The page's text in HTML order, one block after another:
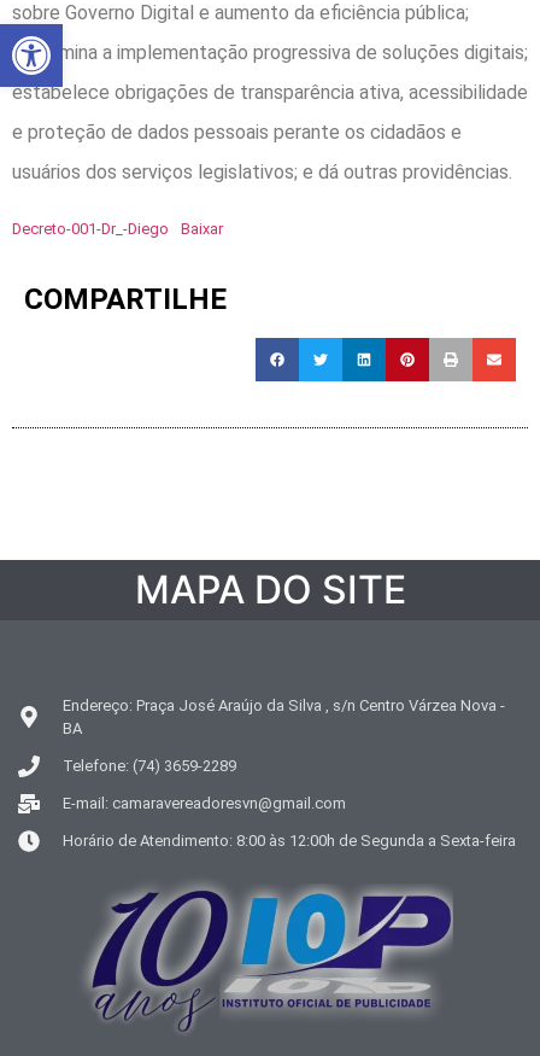
sobre Governo Digital e aumento da eficiência pública;
determina a implementação progressiva de soluções digitais;
estabelece obrigações de transparência ativa, acessibilidade
e proteção de dados pessoais perante os cidadãos e
usuários dos serviços legislativos; e dá outras providências.
Decreto-001-Dr_-Diego Baixar
COMPARTILHE
MAPA DO SITE
Endereço: Praça José Araújo da Silva , s/n Centro Várzea Nova -
BA
Telefone: (74) 3659-2289
E-mail: camaravereadoresvn@gmail.com
Horário de Atendimento: 8:00 às 12:00h de Segunda a Sexta-feira
Abrir a barra de ferramentas